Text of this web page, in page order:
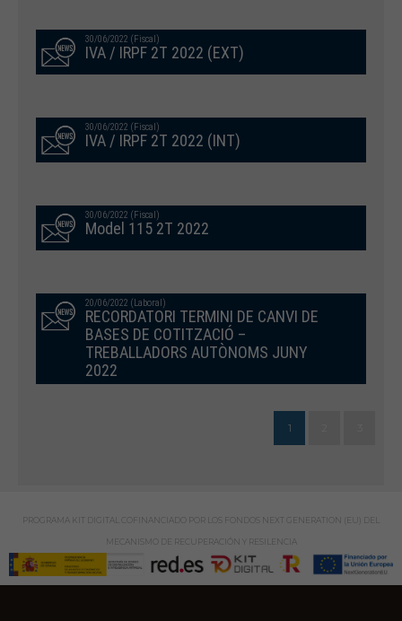
30/06/2022 (Fiscal)
IVA / IRPF 2T 2022 (EXT)
30/06/2022 (Fiscal)
IVA / IRPF 2T 2022 (INT)
30/06/2022 (Fiscal)
Model 115 2T 2022
20/06/2022 (Laboral)
RECORDATORI TERMINI DE CANVI DE
BASES DE COTITZACIÓ –
TREBALLADORS AUTÒNOMS JUNY
2022
1
PROGRAMA KIT DIGITAL COFINANCIADO POR LOS FONDOS NEXT GENERATION (EU) DEL
MECANISMO DE RECUPERACIÓN Y RESILENCIA